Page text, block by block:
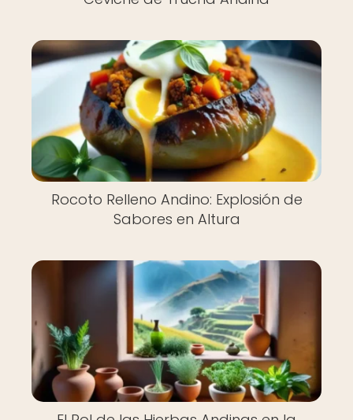
Rocoto Relleno Andino: Explosión de
Sabores en Altura